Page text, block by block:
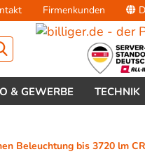
Firmenkunden
& GEWERBE TECHNIK
Beleuchtung bis 3720 lm